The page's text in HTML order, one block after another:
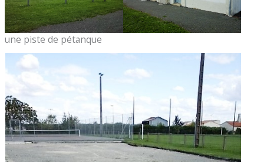
une piste de pétanque